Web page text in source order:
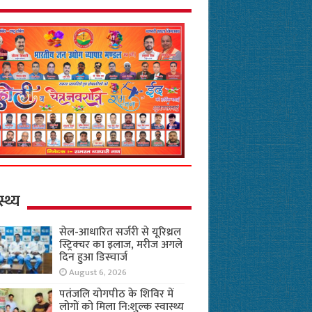
सेल-आधारित सर्जरी से यूरिथ्रल
स्ट्रिक्चर का इलाज, मरीज अगले
दिन हुआ डिस्चार्ज
August 6, 2026
पतंजलि योगपीठ के शिविर में
लोगों को मिला नि:शुल्क स्वास्थ्य